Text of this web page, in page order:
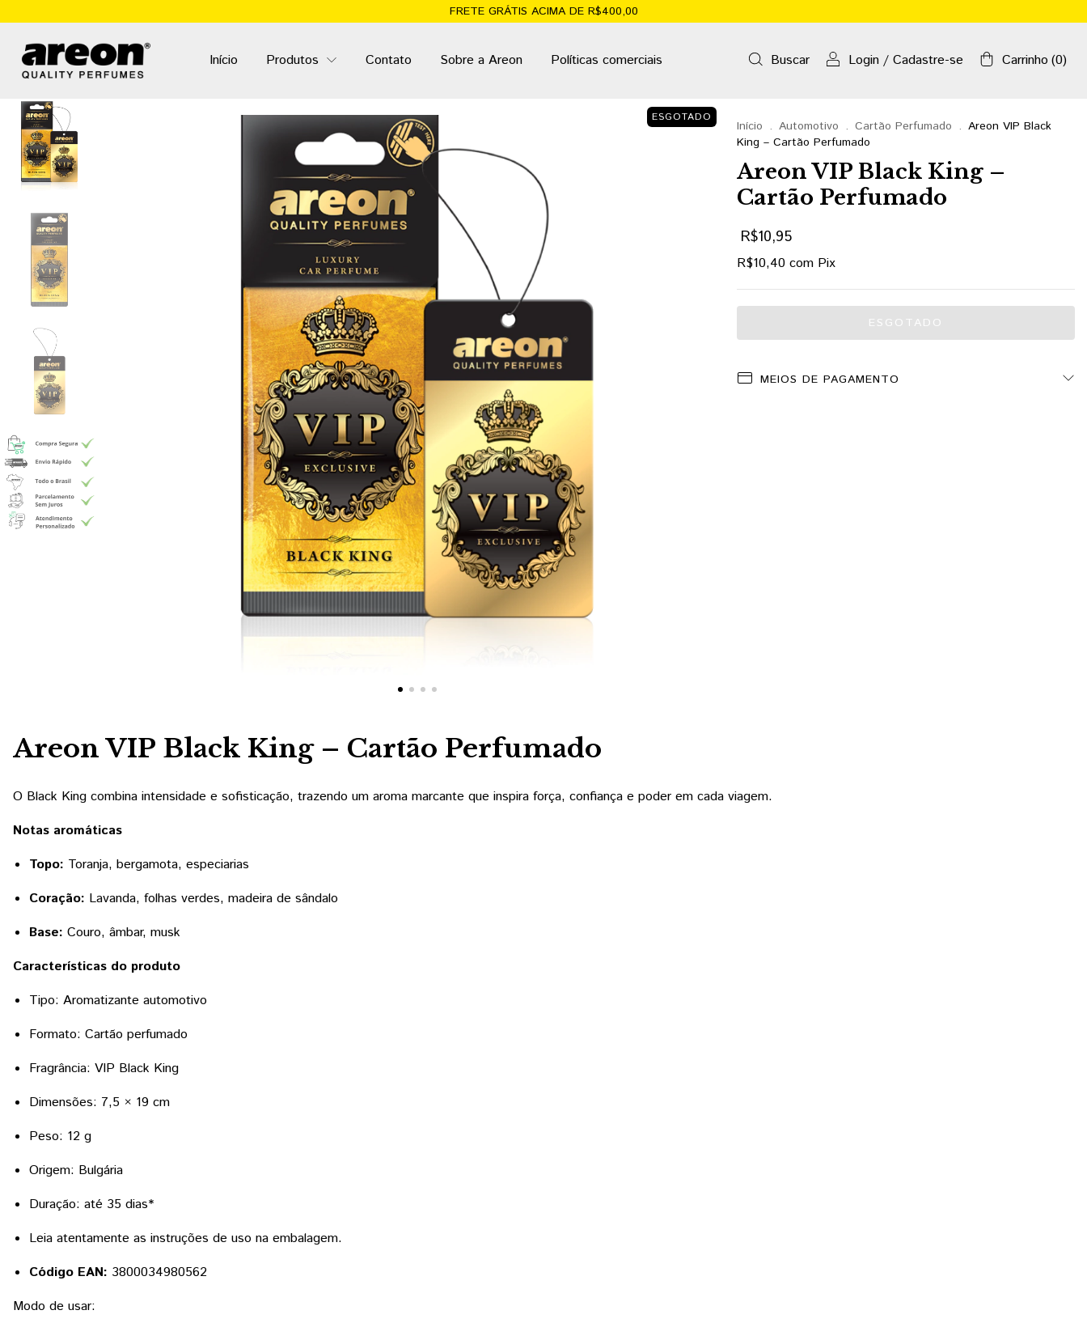
FRETE GRÁTIS ACIMA DE R$400,00
Início Produtos Contato Sobre a Areon Políticas comerciais Buscar Login / Cadastre-se Carrinho (0)
ESGOTADO
Início . Automotivo . Cartão Perfumado . Areon VIP Black
King – Cartão Perfumado
Areon VIP Black King –
Cartão Perfumado
R$10,95
R$10,40 com Pix
MEIOS DE PAGAMENTO
Areon VIP Black King – Cartão Perfumado
O Black King combina intensidade e sofisticação, trazendo um aroma marcante que inspira força, confiança e poder em cada viagem.
Notas aromáticas
Topo: Toranja, bergamota, especiarias
Coração: Lavanda, folhas verdes, madeira de sândalo
Base: Couro, âmbar, musk
Características do produto
Tipo: Aromatizante automotivo
Formato: Cartão perfumado
Fragrância: VIP Black King
Dimensões: 7,5 × 19 cm
Peso: 12 g
Origem: Bulgária
Duração: até 35 dias*
Leia atentamente as instruções de uso na embalagem.
Código EAN: 3800034980562
Modo de usar: